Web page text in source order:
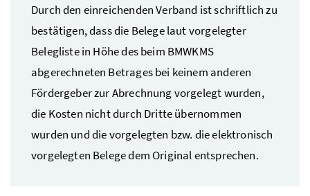
Durch den einreichenden Verband ist schriftlich zu
bestätigen, dass die Belege laut vorgelegter
Belegliste in Höhe des beim BMWKMS
abgerechneten Betrages bei keinem anderen
Fördergeber zur Abrechnung vorgelegt wurden,
die Kosten nicht durch Dritte übernommen
wurden und die vorgelegten bzw. die elektronisch
vorgelegten Belege dem Original entsprechen.